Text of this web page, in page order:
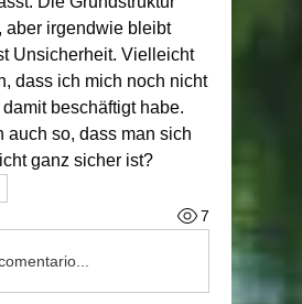
aber irgendwie bleibt
Unsicherheit. Vielleicht
dass ich mich noch nicht
beschäftigt habe.
auch so, dass man sich
ganz sicher ist?
7